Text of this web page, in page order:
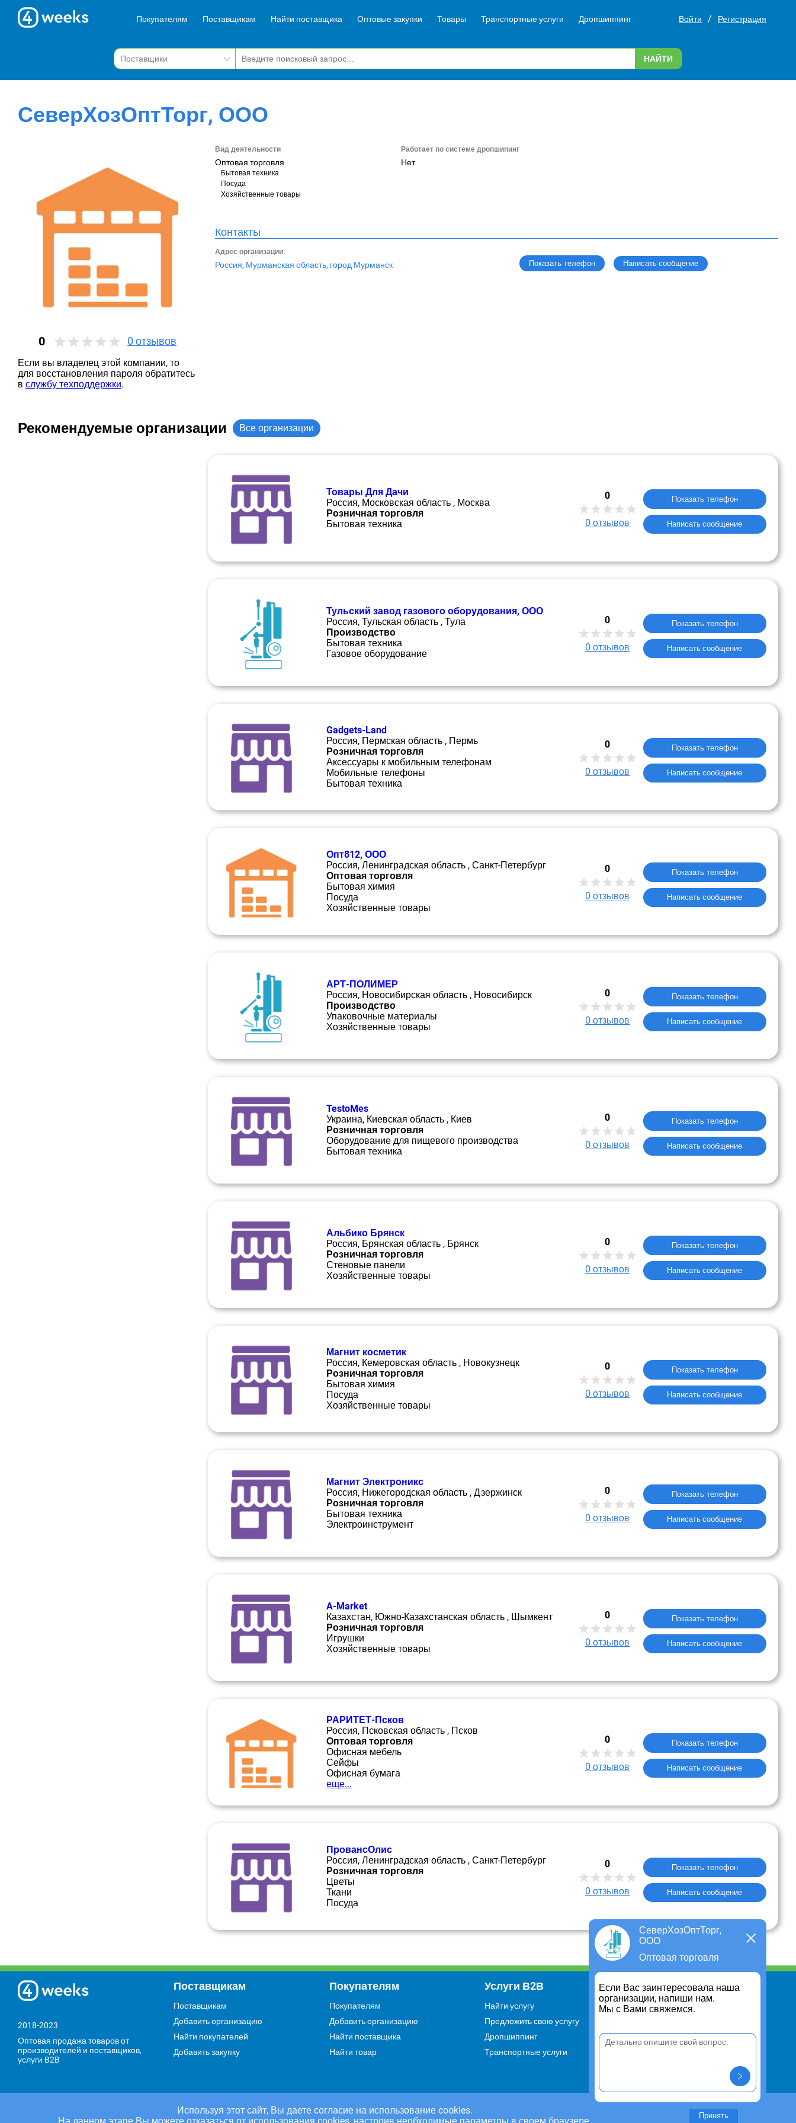
Покупателям Поставщикам Найти поставщика Оптовые закупки Товары Транспортные услуги Дропшиппинг Войти / Регистрация
НАЙТИ
СеверХозОптТорг, ООО
0 0 отзывов
Если вы владелец этой компании, то
для восстановления пароля обратитесь
в службу техподдержки.
Вид деятельности
Оптовая торговля
Бытовая техника
Посуда
Хозяйственные товары
Работает по системе дропшипинг
Нет
Контакты
Адрес организации:
Россия, Мурманская область, город Мурманск Показать телефон Написать сообщение
Рекомендуемые организации Все организации
Товары Для Дачи
Россия, Московская область , Москва
Розничная торговля
Бытовая техника
0
0 отзывов
Показать телефон
Написать сообщение
Тульский завод газового оборудования, ООО
Россия, Тульская область , Тула
Производство
Бытовая техника
Газовое оборудование
0
0 отзывов
Показать телефон
Написать сообщение
Gadgets-Land
Россия, Пермская область , Пермь
Розничная торговля
Аксессуары к мобильным телефонам
Мобильные телефоны
Бытовая техника
0
0 отзывов
Показать телефон
Написать сообщение
Опт812, ООО
Россия, Ленинградская область , Санкт-Петербург
Оптовая торговля
Бытовая химия
Посуда
Хозяйственные товары
0
0 отзывов
Показать телефон
Написать сообщение
АРТ-ПОЛИМЕР
Россия, Новосибирская область , Новосибирск
Производство
Упаковочные материалы
Хозяйственные товары
0
0 отзывов
Показать телефон
Написать сообщение
TestoMes
Украина, Киевская область , Киев
Розничная торговля
Оборудование для пищевого производства
Бытовая техника
0
0 отзывов
Показать телефон
Написать сообщение
Альбико Брянск
Россия, Брянская область , Брянск
Розничная торговля
Стеновые панели
Хозяйственные товары
0
0 отзывов
Показать телефон
Написать сообщение
Магнит косметик
Россия, Кемеровская область , Новокузнецк
Розничная торговля
Бытовая химия
Посуда
Хозяйственные товары
0
0 отзывов
Показать телефон
Написать сообщение
Магнит Электроникс
Россия, Нижегородская область , Дзержинск
Розничная торговля
Бытовая техника
Электроинструмент
0
0 отзывов
Показать телефон
Написать сообщение
A-Market
Казахстан, Южно-Казахстанская область , Шымкент
Розничная торговля
Игрушки
Хозяйственные товары
0
0 отзывов
Показать телефон
Написать сообщение
РАРИТЕТ-Псков
Россия, Псковская область , Псков
Оптовая торговля
Офисная мебель
Сейфы
Офисная бумага
еще...
0
0 отзывов
Показать телефон
Написать сообщение
ПровансОлис
Россия, Ленинградская область , Санкт-Петербург
Розничная торговля
Цветы
Ткани
Посуда
0
0 отзывов
Показать телефон
Написать сообщение
СеверХозОптТорг,
ООО
Оптовая торговля
Если Вас заинтересовала наша
организации, напиши нам.
Мы с Вами свяжемся.
Используя этот сайт, Вы даете согласие на использование cookies.
На данном этапе Вы можете отказаться от использования cookies, настроив необходимые параметры в своем браузере.
Принять
2018-2023
Оптовая продажа товаров от
производителей и поставщиков,
услуги B2B
Поставщикам
Поставщикам
Добавить организацию
Найти покупателей
Добавить закупку
Покупателям
Покупателям
Добавить организацию
Найти поставщика
Найти товар
Услуги В2В
Найти услугу
Предложить свою услугу
Дропшиппинг
Транспортные услуги
Информация
Для чего существует портал
Правило cookie
предложение